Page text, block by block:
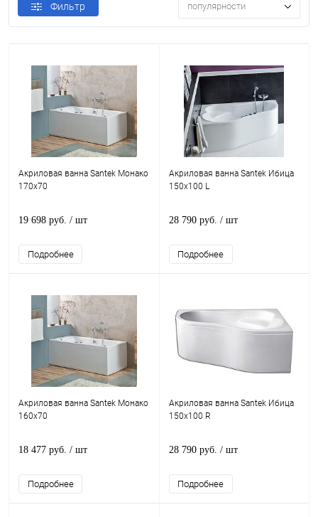
Фильтр популярности
Акриловая ванна Santek Монако
170x70
19 698 руб. / шт
Подробнее
Акриловая ванна Santek Ибица
150x100 L
28 790 руб. / шт
Подробнее
Акриловая ванна Santek Монако
160x70
18 477 руб. / шт
Подробнее
Акриловая ванна Santek Ибица
150x100 R
28 790 руб. / шт
Подробнее